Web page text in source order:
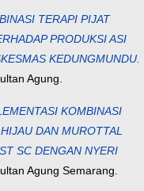
TERAPI PIJAT
PRODUKSI ASI
KEDUNGMUNDU.
Agung.
KOMBINASI
DAN MUROTTAL
SC DENGAN NYERI
Agung Semarang.